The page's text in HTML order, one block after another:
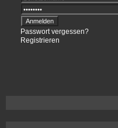
Passwort vergessen?
Registrieren